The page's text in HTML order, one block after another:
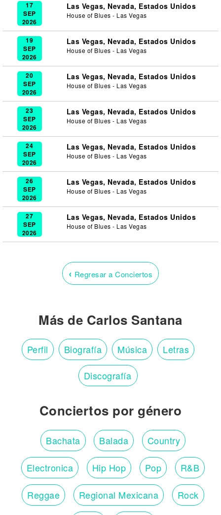
17
SEP
2026
Las Vegas, Nevada, Estados Unidos
House of Blues - Las Vegas
19
SEP
2026
Las Vegas, Nevada, Estados Unidos
House of Blues - Las Vegas
20
SEP
2026
Las Vegas, Nevada, Estados Unidos
House of Blues - Las Vegas
23
SEP
2026
Las Vegas, Nevada, Estados Unidos
House of Blues - Las Vegas
24
SEP
2026
Las Vegas, Nevada, Estados Unidos
House of Blues - Las Vegas
26
SEP
2026
Las Vegas, Nevada, Estados Unidos
House of Blues - Las Vegas
27
SEP
2026
Las Vegas, Nevada, Estados Unidos
House of Blues - Las Vegas
‹ Regresar a Conciertos
Más de Carlos Santana
Perfil Biografía Música Letras
Discografía
Conciertos por género
Bachata Balada Country
Electronica Hip Hop Pop R&B
Reggae Regional Mexicana Rock